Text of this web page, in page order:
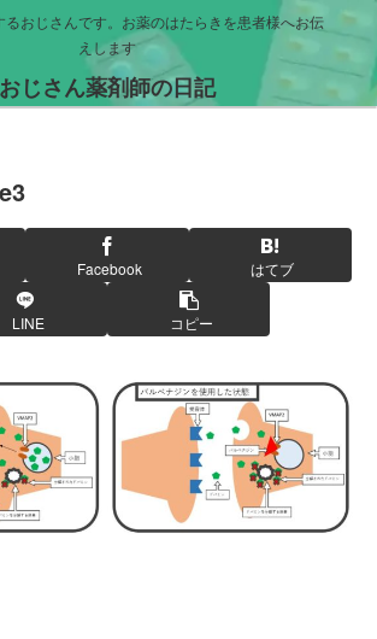
るおじさんです。お薬のはたらきを患者様へお伝
えします
おじさん薬剤師の日記
Facebook はてブ
LINE コピー